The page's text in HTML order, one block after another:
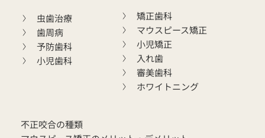
虫歯治療
歯周病
予防歯科
小児歯科
矯正歯科
マウスピース矯正
小児矯正
入れ歯
審美歯科
ホワイトニング
不正咬合の種類